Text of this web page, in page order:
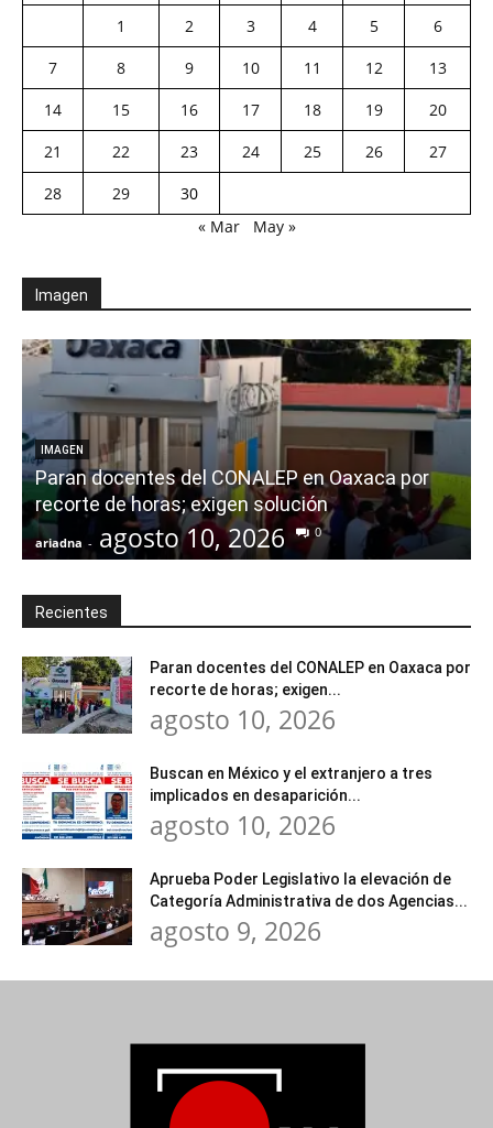
1 2 3 4 5
6
7
8 9 10 11 12
13
14
15 16 17 18 19
20
21
22 23 24 25 26
27
28
29
30
« Mar
May »
Imagen
IMAGEN
Paran docentes del CONALEP en Oaxaca por
recorte de horas; exigen solución
ariadna - agosto 10, 2026 0
Recientes
Paran docentes del CONALEP en Oaxaca por
recorte de horas; exigen...
agosto 10, 2026
Buscan en México y el extranjero a tres
implicados en desaparición...
agosto 10, 2026
Aprueba Poder Legislativo la elevación de
Categoría Administrativa de dos Agencias...
agosto 9, 2026